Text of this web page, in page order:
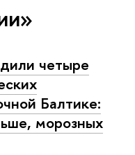
четыре
Балтике:
морозных